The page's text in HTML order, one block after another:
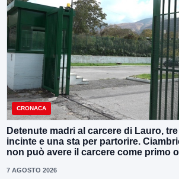
CRONACA
Detenute madri al carcere di Lauro,
incinte e una sta per partorire.
non può avere il carcere come primo
7 AGOSTO 2026